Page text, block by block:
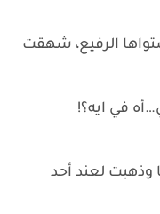
الرفيع، شهقت
في ايه؟!
وذهبت لعند أحد